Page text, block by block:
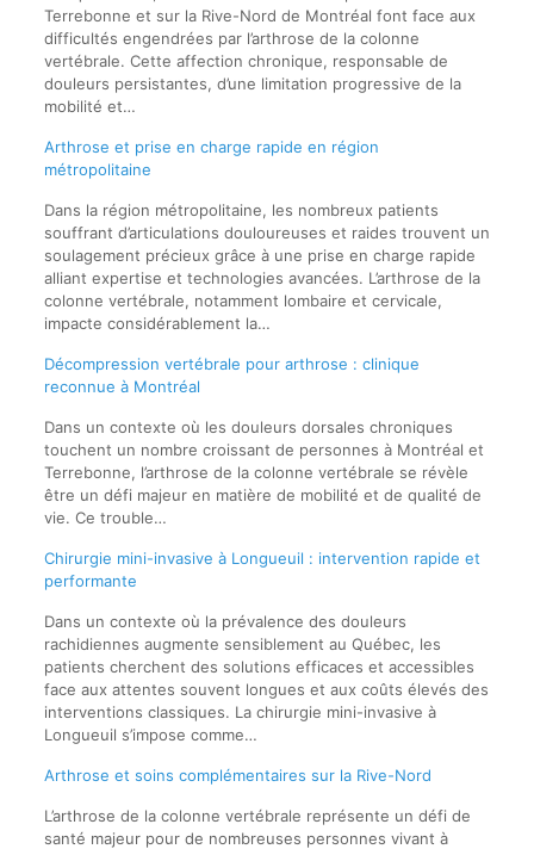
Terrebonne et sur la Rive-Nord de Montréal font face aux
difficultés engendrées par l’arthrose de la colonne
vertébrale. Cette affection chronique, responsable de
douleurs persistantes, d’une limitation progressive de la
mobilité et…
Arthrose et prise en charge rapide en région
métropolitaine
Dans la région métropolitaine, les nombreux patients
souffrant d’articulations douloureuses et raides trouvent un
soulagement précieux grâce à une prise en charge rapide
alliant expertise et technologies avancées. L’arthrose de la
colonne vertébrale, notamment lombaire et cervicale,
impacte considérablement la…
Décompression vertébrale pour arthrose : clinique
reconnue à Montréal
Dans un contexte où les douleurs dorsales chroniques
touchent un nombre croissant de personnes à Montréal et
Terrebonne, l’arthrose de la colonne vertébrale se révèle
être un défi majeur en matière de mobilité et de qualité de
vie. Ce trouble…
Chirurgie mini-invasive à Longueuil : intervention rapide et
performante
Dans un contexte où la prévalence des douleurs
rachidiennes augmente sensiblement au Québec, les
patients cherchent des solutions efficaces et accessibles
face aux attentes souvent longues et aux coûts élevés des
interventions classiques. La chirurgie mini-invasive à
Longueuil s’impose comme…
Arthrose et soins complémentaires sur la Rive-Nord
L’arthrose de la colonne vertébrale représente un défi de
santé majeur pour de nombreuses personnes vivant à